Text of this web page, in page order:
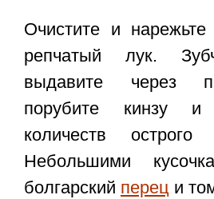
Очистите и нарежьте
репчатый лук.
выдавите через
порубите кинзу и
количеств
Небольшими
болгарский перец и